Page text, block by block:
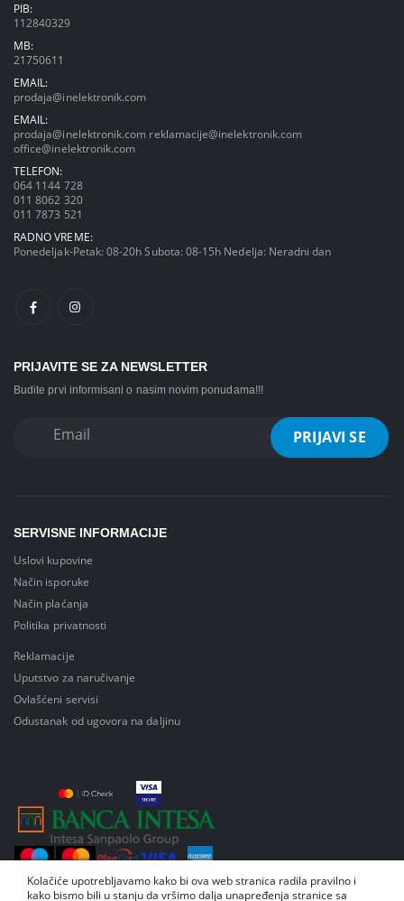
PIB:
112840329
MB:
21750611
EMAIL:
prodaja@inelektronik.com
EMAIL:
prodaja@inelektronik.com reklamacije@inelektronik.com
office@inelektronik.com
TELEFON:
064 1144 728
011 8062 320
011 7873 521
RADNO VREME:
Ponedeljak-Petak: 08-20h Subota: 08-15h Nedelja: Neradni dan
PRIJAVITE SE ZA NEWSLETTER
Budite prvi informisani o nasim novim ponudama!!!
SERVISNE INFORMACIJE
Uslovi kupovine
Način isporuke
Način plaćanja
Politika privatnosti
Reklamacije
Uputstvo za naručivanje
Ovlašćeni servisi
Odustanak od ugovora na daljinu
Kolačiće upotrebljavamo kako bi ova web stranica radila pravilno i
kako bismo bili u stanju da vršimo dalja unapređenja stranice sa